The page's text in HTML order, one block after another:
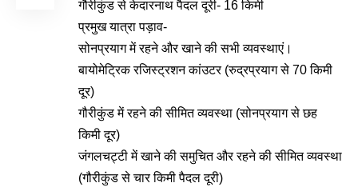
गौरीकुंड से केदारनाथ पैदल दूरी- 16 किमी
प्रमुख यात्रा पड़ाव-
सोनप्रयाग में रहने और खाने की सभी व्यवस्थाएं।
बायोमेट्रिक रजिस्ट्रशन कांउटर (रुद्रप्रयाग से 70 किमी
दूर)
गौरीकुंड में रहने की सीमित व्यवस्था (सोनप्रयाग से छह
किमी दूर)
जंगलचट्टी में खाने की समुचित और रहने की सीमित व्यवस्था
(गौरीकुंड से चार किमी पैदल दूरी)